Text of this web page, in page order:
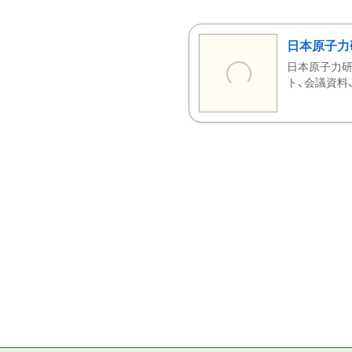
日本原子
日本原子力
ト、会議資